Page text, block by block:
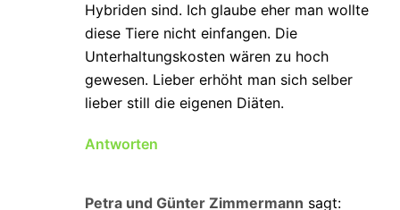
Hybriden sind. Ich glaube eher man wollte
diese Tiere nicht einfangen. Die
Unterhaltungskosten wären zu hoch
gewesen. Lieber erhöht man sich selber
lieber still die eigenen Diäten.
Antworten
Petra und Günter Zimmermann sagt: